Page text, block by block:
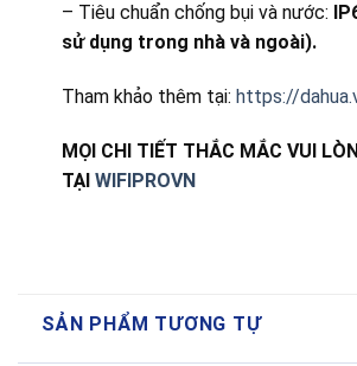
– Tiêu chuẩn chống bụi và nước:
sử dụng trong nhà và ngoài).
Tham khảo thêm tại: https://
MỌI CHI TIẾT THẮC MẮC VUI
TẠI WIFIPROVN
SẢN PHẨM TƯƠNG TỰ